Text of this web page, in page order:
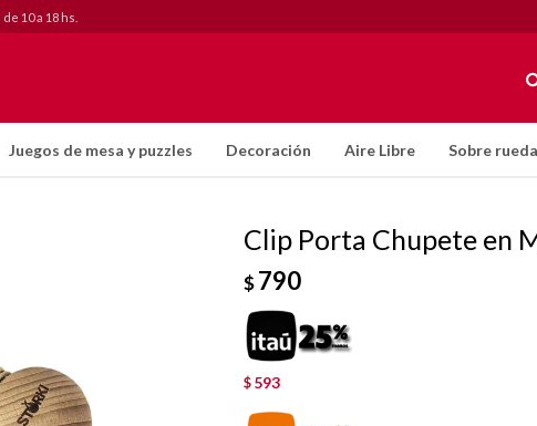
Juegos de mesa y puzzles Decoración Aire Libre Sobre
10 a 18 hs.
Clip Porta Chupete en
$790
$ 593